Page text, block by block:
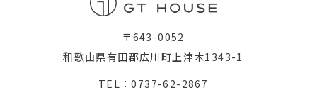
〒643-0052
和歌山県有田郡広川町上津木1343-1
TEL：0737-62-2867